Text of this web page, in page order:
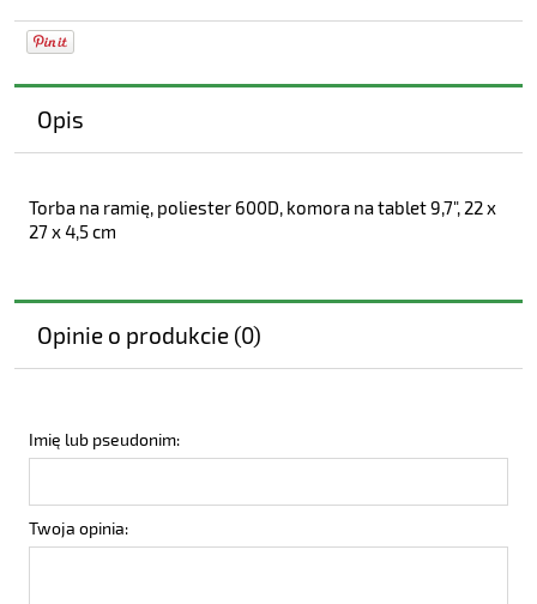
Opis
Torba na ramię, poliester 600D, komora na tablet 9,7", 22 x
27 x 4,5 cm
Opinie o produkcie (0)
Imię lub pseudonim:
Twoja opinia: